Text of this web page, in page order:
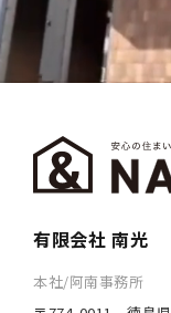
有限会社 南光
本社/阿南事務所